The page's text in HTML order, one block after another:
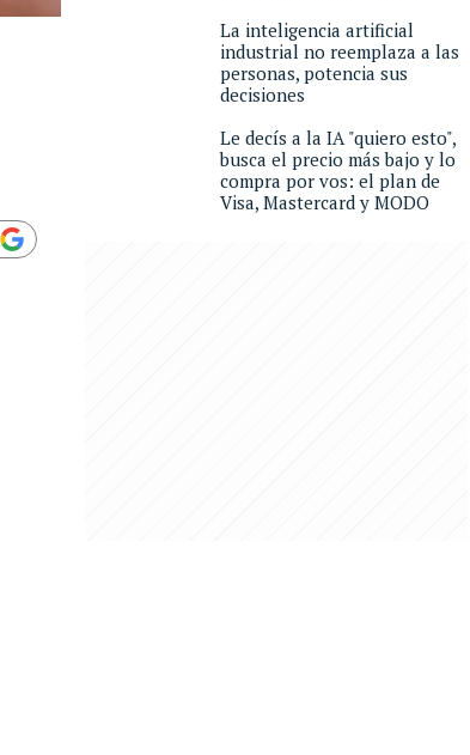
La inteligencia artificial
industrial no reemplaza a las
personas, potencia sus
decisiones
Le decís a la IA "quiero esto",
busca el precio más bajo y lo
compra por vos: el plan de
Visa, Mastercard y MODO